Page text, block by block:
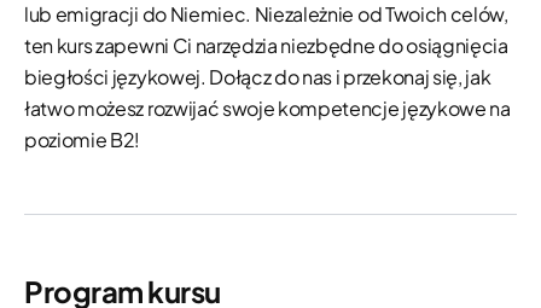
lub emigracji do Niemiec. Niezależnie od Twoich celów,
ten kurs zapewni Ci narzędzia niezbędne do osiągnięcia
biegłości językowej. Dołącz do nas i przekonaj się, jak
łatwo możesz rozwijać swoje kompetencje językowe na
poziomie B2!
Program kursu